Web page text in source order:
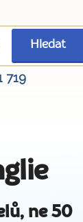
Hledat
719
ne 50